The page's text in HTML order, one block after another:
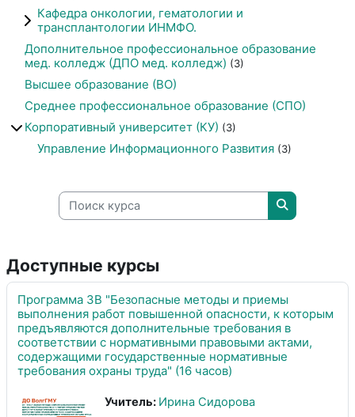
Кафедра онкологии, гематологии и
трансплантологии ИНМФО.
Дополнительное профессиональное образование
мед. колледж (ДПО мед. колледж) (3)
Высшее образование (ВО)
Среднее профессиональное образование (СПО)
Корпоративный университет (КУ) (3)
Управление Информационного Развития (3)
Поиск курса
Поиск курса
Доступные курсы
Программа 3В "Безопасные методы и приемы
выполнения работ повышенной опасности, к которым
предъявляются дополнительные требования в
соответствии с нормативными правовыми актами,
содержащими государственные нормативные
требования охраны труда" (16 часов)
Учитель: Ирина Сидорова